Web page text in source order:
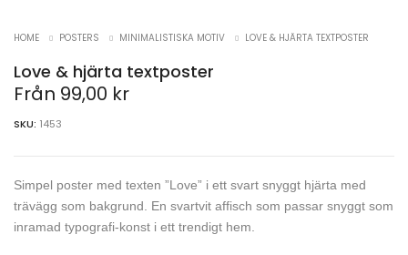
HOME POSTERS MINIMALISTISKA MOTIV LOVE & HJÄRTA TEXTPOSTER
Love & hjärta textposter
Från 99,00 kr
SKU: 1453
Simpel poster med texten ”Love” i ett svart snyggt hjärta med
trävägg som bakgrund. En svartvit affisch som passar snyggt som
inramad typografi-konst i ett trendigt hem.